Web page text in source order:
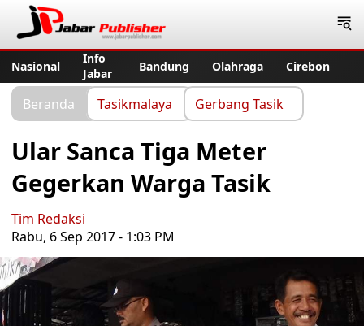
Nasional
Info
Jabar
Bandung Olahraga Cirebon
Beranda Tasikmalaya Gerbang Tasik
Ular Sanca Tiga Meter
Gegerkan Warga Tasik
Tim Redaksi
Rabu, 6 Sep 2017 - 1:03 PM